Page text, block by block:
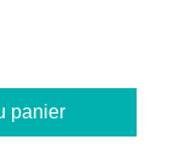
panier